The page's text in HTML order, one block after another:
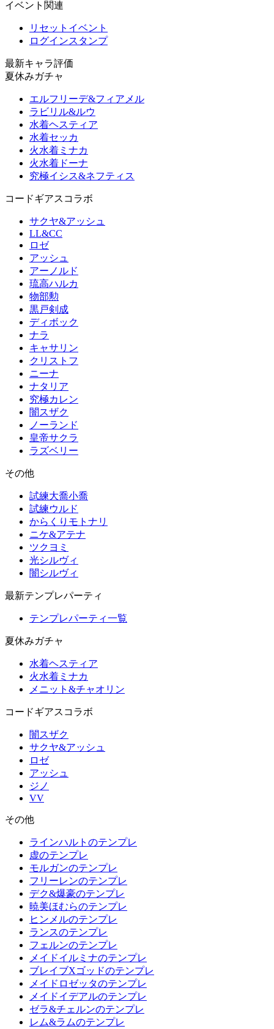
イベント関連
リセットイベント
ログインスタンプ
最新キャラ評価
夏休みガチャ
エルフリーデ&フィアメル
ラビリル&ルウ
水着ヘスティア
水着セッカ
火水着ミナカ
火水着ドーナ
究極イシス&ネフティス
コードギアスコラボ
サクヤ&アッシュ
LL&CC
ロゼ
アッシュ
アーノルド
琉高ハルカ
物部勲
黒戸剣成
ディボック
ナラ
キャサリン
クリストフ
ニーナ
ナタリア
究極カレン
闇スザク
ノーランド
皇帝サクラ
ラズベリー
その他
試練大喬小喬
試練ウルド
からくりモトナリ
ニケ&アテナ
ツクヨミ
光シルヴィ
闇シルヴィ
最新テンプレパーティ
テンプレパーティ一覧
夏休みガチャ
水着ヘスティア
火水着ミナカ
メニット&チャオリン
コードギアスコラボ
闇スザク
サクヤ&アッシュ
ロゼ
アッシュ
ジノ
VV
その他
ラインハルトのテンプレ
虚のテンプレ
モルガンのテンプレ
フリーレンのテンプレ
デク&爆豪のテンプレ
暁美ほむらのテンプレ
ヒンメルのテンプレ
ランスのテンプレ
フェルンのテンプレ
メイドイルミナのテンプレ
ブレイブXゴッドのテンプレ
メイドロゼッタのテンプレ
メイドイデアルのテンプレ
ゼラ&チェルンのテンプレ
レム&ラムのテンプレ